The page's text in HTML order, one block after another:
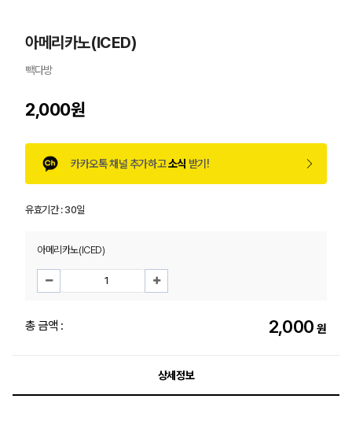
아메리카노(ICED)
빽다방
2,000원
카카오톡 채널 추가하고소식 받기!
유효기간 :30일
아메리카노(ICED)
총 금액 : 2,000 원
상세정보